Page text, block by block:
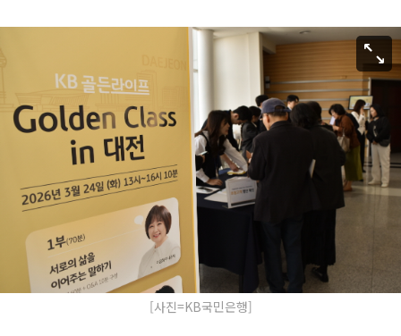
[사진=KB국민은행]